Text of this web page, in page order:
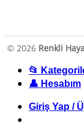
© 2026 Renkli
📂
👤 Hesabım
Giriş Yap /